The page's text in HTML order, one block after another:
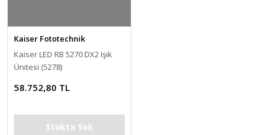
Kaiser Fototechnik
Kaiser LED RB 5270 DX2 Işık
Ünitesi (5278)
58.752,80 TL
Stokta Yok